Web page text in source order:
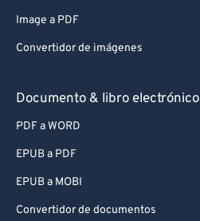
Image a PDF
Convertidor de imágenes
Documento & libro electrónico
PDF a WORD
EPUB a PDF
EPUB a MOBI
Convertidor de documentos